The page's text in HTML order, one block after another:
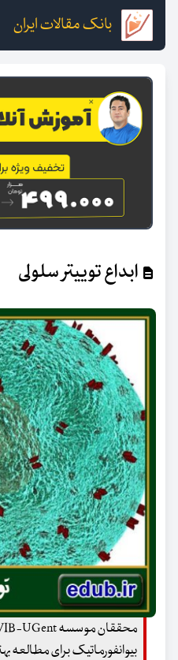
بانک مقالات ایران
ابداع توییتر سلولی
بیوانفورماتیک برای مطالعه